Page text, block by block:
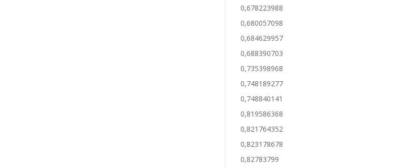
0,678223988
0,680057098
0,684629957
0,688390703
0,735398968
0,748189277
0,748840141
0,819586368
0,821764352
0,823178678
0,82783799